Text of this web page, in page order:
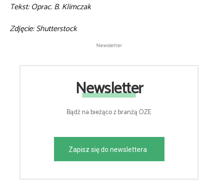
Tekst: Oprac. B. Klimczak
Zdjęcie: Shutterstock
Newsletter
Newsletter
Bądź na bieżąco z branżą OZE
Zapisz się do newslettera